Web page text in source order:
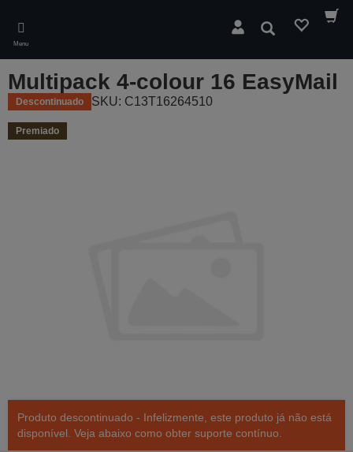
main
content
Menu
Pesquisar
Multipack 4-colour 16 EasyMail
Descontinuado SKU: C13T16264510
Premiado
Produto descontinuado - Infelizmente, este produto já não está
disponível. Veja abaixo como obter suporte contínuo.